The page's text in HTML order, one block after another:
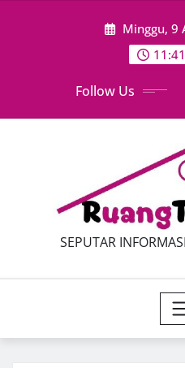
Minggu, 9
Follow Us
SEPUTAR